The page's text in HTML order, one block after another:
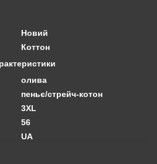
Новий
Коттон
олива
пеньє/стрейч-котон
3XL
56
UA